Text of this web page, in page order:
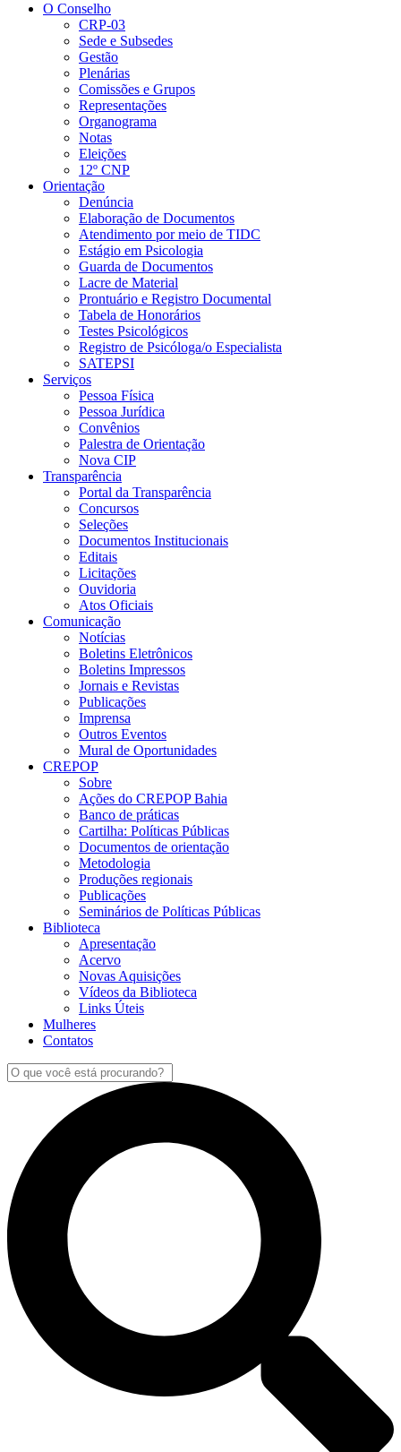
O Conselho
CRP-03
Sede e Subsedes
Gestão
Plenárias
Comissões e Grupos
Representações
Organograma
Notas
Eleições
12º CNP
Orientação
Denúncia
Elaboração de Documentos
Atendimento por meio de TIDC
Estágio em Psicologia
Guarda de Documentos
Lacre de Material
Prontuário e Registro Documental
Tabela de Honorários
Testes Psicológicos
Registro de Psicóloga/o Especialista
SATEPSI
Serviços
Pessoa Física
Pessoa Jurídica
Convênios
Palestra de Orientação
Nova CIP
Transparência
Portal da Transparência
Concursos
Seleções
Documentos Institucionais
Editais
Licitações
Ouvidoria
Atos Oficiais
Comunicação
Notícias
Boletins Eletrônicos
Boletins Impressos
Jornais e Revistas
Publicações
Imprensa
Outros Eventos
Mural de Oportunidades
CREPOP
Sobre
Ações do CREPOP Bahia
Banco de práticas
Cartilha: Políticas Públicas
Documentos de orientação
Metodologia
Produções regionais
Publicações
Seminários de Políticas Públicas
Biblioteca
Apresentação
Acervo
Novas Aquisições
Vídeos da Biblioteca
Links Úteis
Mulheres
Contatos